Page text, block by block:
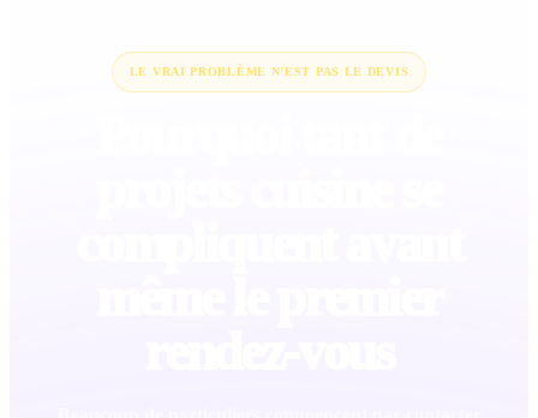
LE VRAI PROBLÈME N’EST PAS LE DEVIS